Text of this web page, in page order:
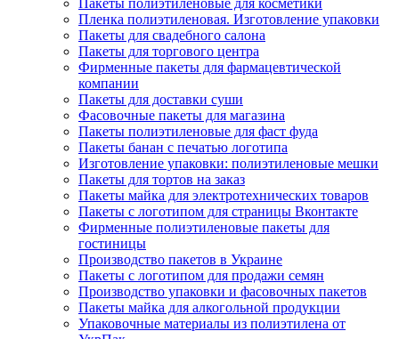
Пленка полиэтиленовая. Изготовление упаковки
Пакеты для свадебного салона
Пакеты для торгового центра
Фирменные пакеты для фармацевтической
компании
Пакеты для доставки суши
Фасовочные пакеты для магазина
Пакеты полиэтиленовые для фаст фуда
Пакеты банан с печатью логотипа
Изготовление упаковки: полиэтиленовые мешки
Пакеты для тортов на заказ
Пакеты майка для электротехнических товаров
Пакеты с логотипом для страницы Вконтакте
Фирменные полиэтиленовые пакеты для
гостиницы
Производство пакетов в Украине
Пакеты с логотипом для продажи семян
Производство упаковки и фасовочных пакетов
Пакеты майка для алкогольной продукции
Упаковочные материалы из полиэтилена от